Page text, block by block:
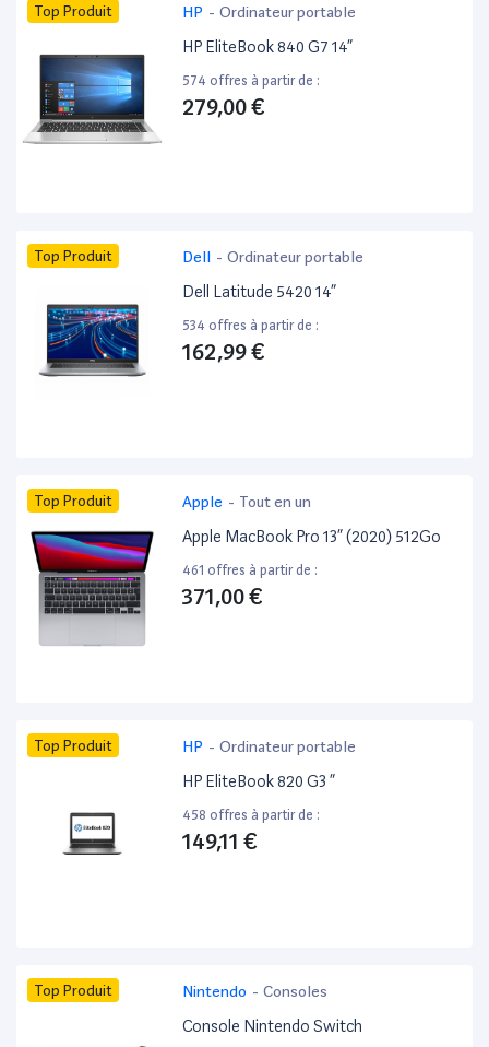
Top Produit HP - Ordinateur portable
HP EliteBook 840 G7 14”
574 offres à partir de :
279,00 €
Top Produit Dell - Ordinateur portable
Dell Latitude 5420 14”
534 offres à partir de :
162,99 €
Top Produit Apple - Tout en un
Apple MacBook Pro 13” (2020) 512Go
461 offres à partir de :
371,00 €
Top Produit HP - Ordinateur portable
HP EliteBook 820 G3 ”
458 offres à partir de :
149,11 €
Top Produit Nintendo - Consoles
Console Nintendo Switch